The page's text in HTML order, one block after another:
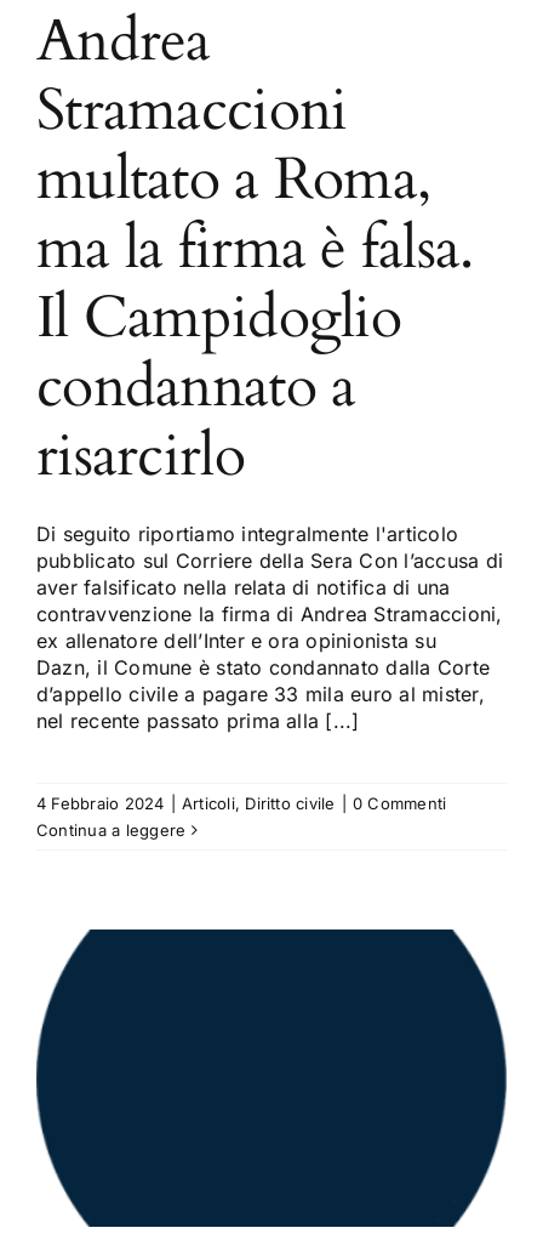
Andrea
Stramaccioni
multato a Roma,
ma la firma è falsa.
Il Campidoglio
condannato a
risarcirlo
Di seguito riportiamo integralmente l'articolo
pubblicato sul Corriere della Sera Con l’accusa di
aver falsificato nella relata di notifica di una
contravvenzione la firma di Andrea Stramaccioni,
ex allenatore dell’Inter e ora opinionista su
Dazn, il Comune è stato condannato dalla Corte
d’appello civile a pagare 33 mila euro al mister,
nel recente passato prima alla [...]
4 Febbraio 2024 Articoli, Diritto civile
0 Commenti
Continua a leggere